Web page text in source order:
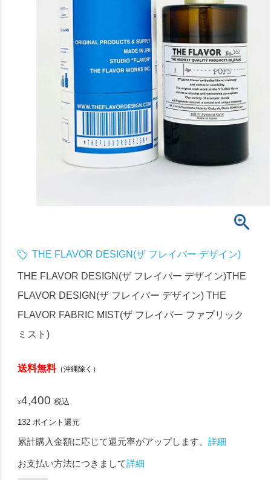
THE FLAVOR DESIGN(ザ フレイバー デザイン)
THE FLAVOR DESIGN(ザ フレイバー デザイン)THE
FLAVOR DESIGN(ザ フレイバー デザイン) THE
FLAVOR FABRIC MIST(ザ フレイバー ファブリック
ミスト)
送料無料（沖縄除く）
¥4,400 税込
132 ポイント還元
累計購入金額に応じて還元率がアップします。詳細
お支払い方法につきまして詳細